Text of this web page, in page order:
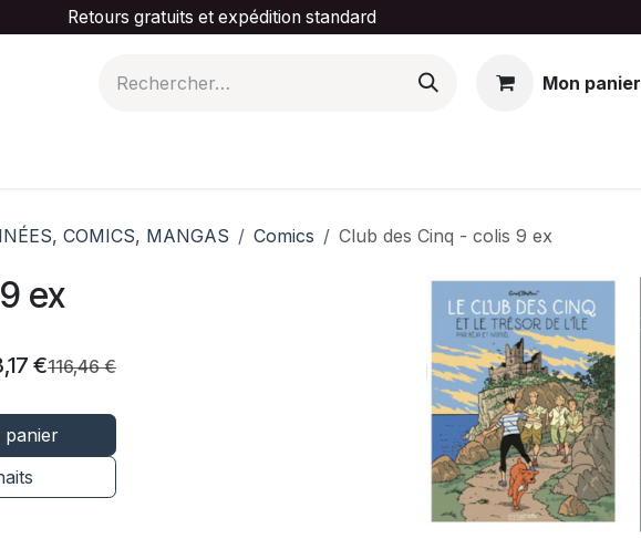
Retours gratuits et expédition standard
Mon panier
COMICS, MANGAS Comics Club des Cinq - colis 9 ex
ex
panier
€116,46€